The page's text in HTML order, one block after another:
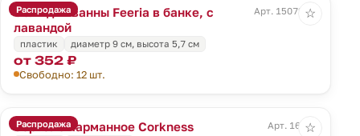
Распродажа
Соль для ванны Feeria в банке, с
лавандой
Арт. 15072.02
пластик диаметр 9 см, высота 5,7 см
от 352 ₽
Свободно: 12 шт.
☆
Распродажа
Зеркало карманное Corkness
Арт. 16513
☆